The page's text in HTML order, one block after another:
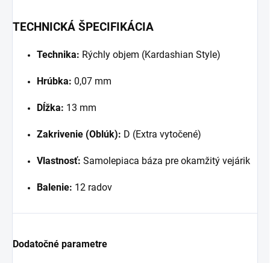
TECHNICKÁ ŠPECIFIKÁCIA
Technika: Rýchly objem (Kardashian Style)
Hrúbka: 0,07 mm
Dĺžka: 13 mm
Zakrivenie (Oblúk): D (Extra vytočené)
Vlastnosť: Samolepiaca báza pre okamžitý vejárik
Balenie: 12 radov
Dodatočné parametre